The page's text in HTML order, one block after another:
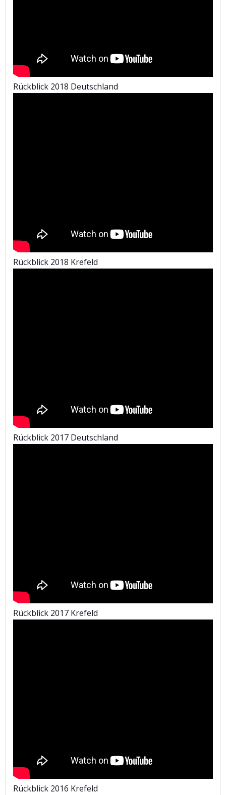
Rückblick 2018 Deutschland
Rückblick 2018 Krefeld
Rückblick 2017 Deutschland
Rückblick 2017 Krefeld
Rückblick 2016 Krefeld